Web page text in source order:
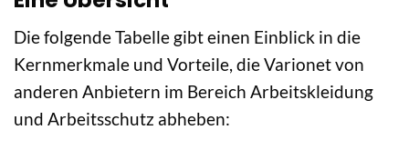
Die folgende Tabelle gibt einen Einblick in die
Kernmerkmale und Vorteile, die Varionet von
anderen Anbietern im Bereich Arbeitskleidung
und Arbeitsschutz abheben: